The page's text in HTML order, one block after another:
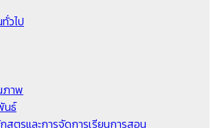
วไป
ภาพ
นธ์
ตรและการจัดการเรียนการสอน